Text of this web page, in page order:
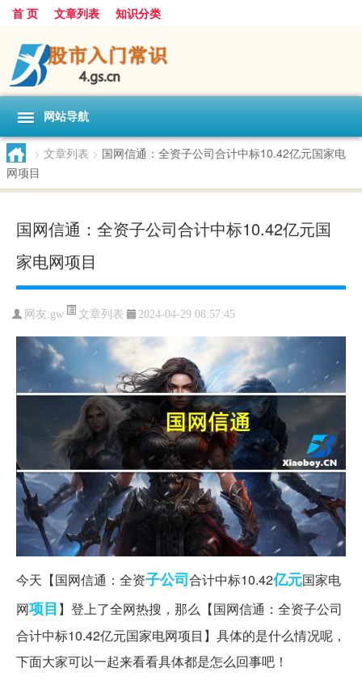
首 页 文章列表 知识分类
网站导航
> 文章列表 > 国网信通：全资子公司合计中标10.42亿元国家电
网项目
国网信通：全资子公司合计中标10.42亿元国
家电网项目
网友:gw 文章列表 2024-04-29 08:57:45
今天【国网信通：全资子公司合计中标10.42亿元国家电
网项目 】登上了全网热搜，那么【国网信通：全资子公司
合计中标10.42亿元国家电网项目】具体的是什么情况呢，
下面大家可以一起来看看具体都是怎么回事吧！